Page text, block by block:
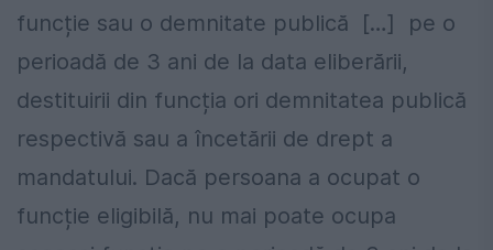
funcție sau o demnitate publică […] pe o
perioadă de 3 ani de la data eliberării,
destituirii din funcția ori demnitatea publică
respectivă sau a încetării de drept a
mandatului. Dacă persoana a ocupat o
funcție eligibilă, nu mai poate ocupa